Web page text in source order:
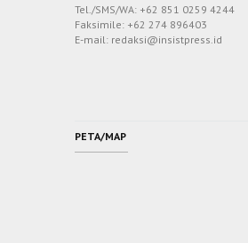
Tel./SMS/WA: +62 851 0259 4244
Faksimile: +62 274 896403
E-mail: redaksi@insistpress.id
PETA/MAP